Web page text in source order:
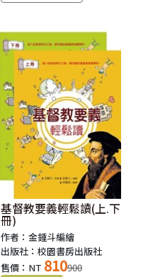
基督教要義輕鬆讀(上.下
冊)
作者：金鍾斗編繪
出版社：校園書房出版社
售價：NT 810900